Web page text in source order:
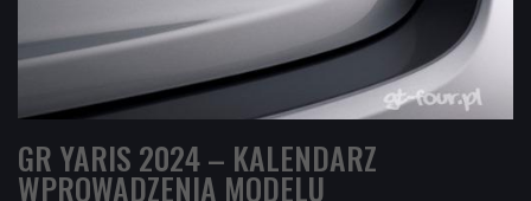
GR YARIS 2024 – KALENDARZ
WPROWADZENIA MODELU